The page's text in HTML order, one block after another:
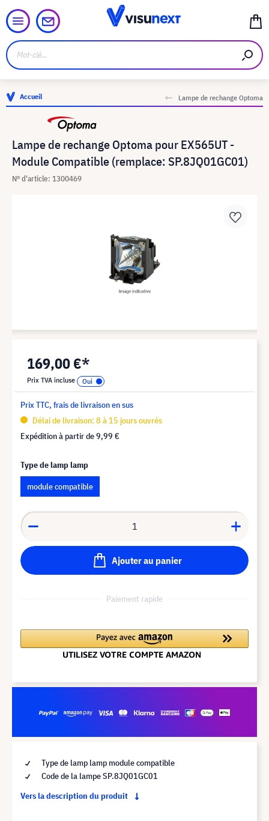
Accueil Lampe de rechange Optoma
Lampe de rechange Optoma pour EX565UT -
Module Compatible (remplace: SP.8JQ01GC01)
N° d'article: 1300469
169,00 €*
Prix TVA incluse
Prix TTC, frais de livraison en sus
Délai de livraison: 8 à 15 jours ouvrés
Expédition à partir de9,99 €
Type de lamp lamp
module compatible
Ajouter au panier
Paiement rapide
Type de lamp lamp module compatible
Code de la lampe SP.8JQ01GC01
Vers la description du produit